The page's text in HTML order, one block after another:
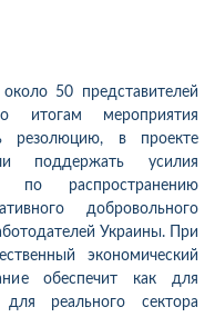
50 представителей
итогам мероприятия
резолюцию, в проекте
поддержать усилия
по распространению
добровольного
Украины. При
экономический
обеспечит как для
реального сектора